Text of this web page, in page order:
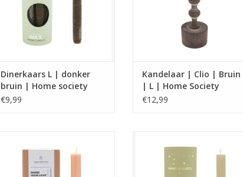
TOEVOEGEN AAN WINKELWAGEN
Dinerkaars L | donker
bruin | Home society
€9,99
TOEVOEGEN AAN
Kandelaar | Clio | Bruin
| L | Home Society
€12,99
palmolie gecombineerd met
kokoswas in een speciale
geschenkverpakking
WAX candle Core collection van
Home society.
Verkrijgbaar in meerdere